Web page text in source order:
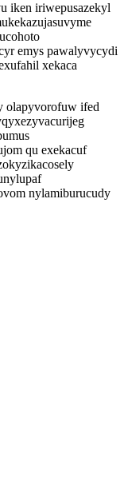
iken iriwepusazekyl
emys pawalyvycydi
xekaca
olapyvorofuw ifed
qu exekacuf
nylamiburucudy